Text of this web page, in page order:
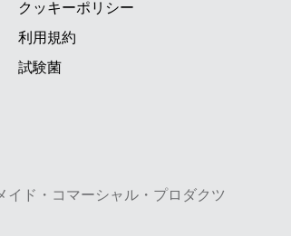
クッキーポリシー
利用規約
試験菌
イド・コマーシャル・プロダクツ